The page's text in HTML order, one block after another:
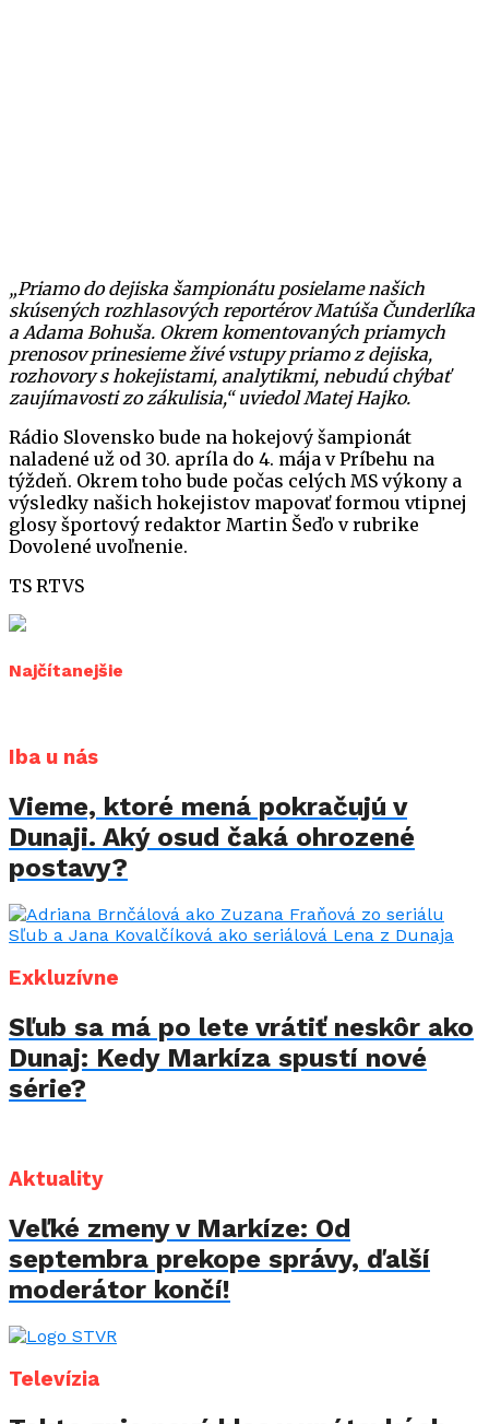
„Priamo do dejiska šampionátu posielame našich
skúsených rozhlasových reportérov Matúša Čunderlíka
a Adama Bohuša. Okrem komentovaných priamych
prenosov prinesieme živé vstupy priamo z dejiska,
rozhovory s hokejistami, analytikmi, nebudú chýbať
zaujímavosti zo zákulisia,“ uviedolMatej Hajko.
Rádio Slovensko bude na hokejový šampionát
naladené už od 30. apríla do 4. mája v Príbehu na
týždeň. Okrem toho bude počas celých MS výkony a
výsledky našich hokejistov mapovať formou vtipnej
glosy športový redaktor Martin Šeďo v rubrike
Dovolené uvoľnenie.
TS RTVS
Najčítanejšie
Iba u nás
Vieme, ktoré mená pokračujú v
Dunaji. Aký osud čaká ohrozené
postavy?
Exkluzívne
Sľub sa má po lete vrátiť neskôr ako
Dunaj: Kedy Markíza spustí nové
série?
Aktuality
Veľké zmeny v Markíze: Od
septembra prekope správy, ďalší
moderátor končí!
Televízia